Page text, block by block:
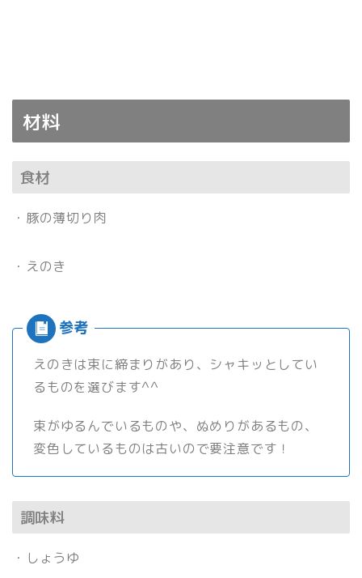
材料
食材
・豚の薄切り肉
・えのき
えのきは束に締まりがあり、シャキッとしてい
るものを選びます^^
束がゆるんでいるものや、ぬめりがあるもの、
変色しているものは古いので要注意です！
調味料
・しょうゆ